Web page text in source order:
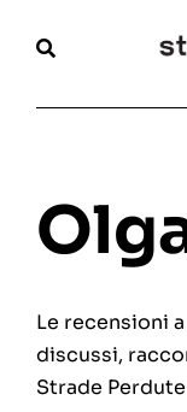
Magazine
Recensioni
Interviste
Le recensioni
discussi,
Strade Perdute